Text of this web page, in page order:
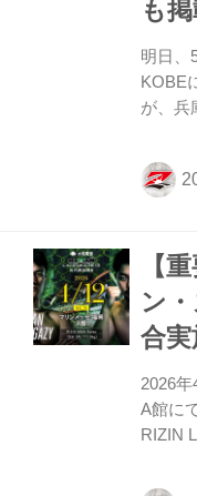
につ
も
明日、
KOBE
が、兵
スコ
ァンが
中！
ライト
フ vs.
ルイス
【
ン
合
2026
A館に
RIZIN
以下